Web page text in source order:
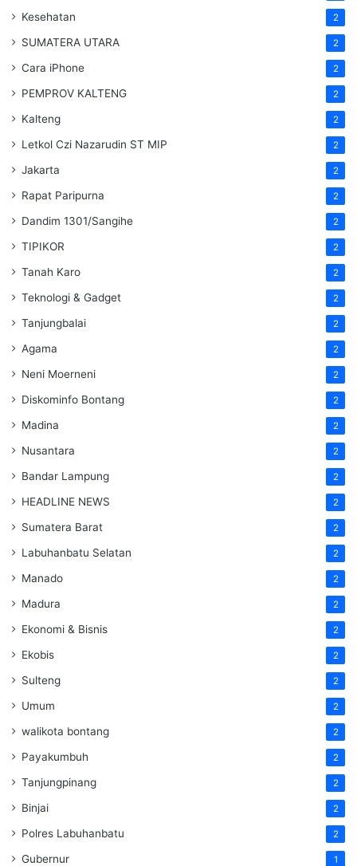
Kesehatan 2
SUMATERA UTARA 2
Cara iPhone 2
PEMPROV KALTENG 2
Kalteng 2
Letkol Czi Nazarudin ST MIP 2
Jakarta 2
Rapat Paripurna 2
Dandim 1301/Sangihe 2
TIPIKOR 2
Tanah Karo 2
Teknologi & Gadget 2
Tanjungbalai 2
Agama 2
Neni Moerneni 2
Diskominfo Bontang 2
Madina 2
Nusantara 2
Bandar Lampung 2
HEADLINE NEWS 2
Sumatera Barat 2
Labuhanbatu Selatan 2
Manado 2
Madura 2
Ekonomi & Bisnis 2
Ekobis 2
Sulteng 2
Umum 2
walikota bontang 2
Payakumbuh 2
Tanjungpinang 2
Binjai 2
Polres Labuhanbatu 2
Gubernur 1